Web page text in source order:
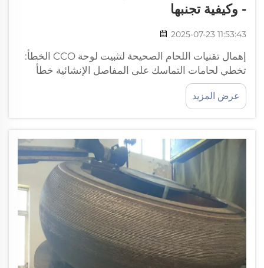
- وكيفية تجنبها
2025-07-23 11:53:43
إهمال تقنيات اللحام الصحيحة لتثبيت لوحة CCO الخطأ:
تخطي لحامات التماسك على المفاصل الإنشائية خطأ
شائع عند تثبيت الصفائح المبطنة هو تخطي لحامات
التماسك في المفاصل الإنشائية. تُنشئ هذه اللحامات
طبقة حماية تمنع التآكل وتكفل المتانة الهيكلية على
المفاصل وزيادة احتمال حدوث تشققات أو فشل هيكلي
تحت الضغط العالي أو الظروف القاسية. من الضروري
استخدام أسلاك لحام مناسبة وتقنيات محددة لضمان
التماسك الكامل وتجنب هذه المشكلة.
عرض المزيد